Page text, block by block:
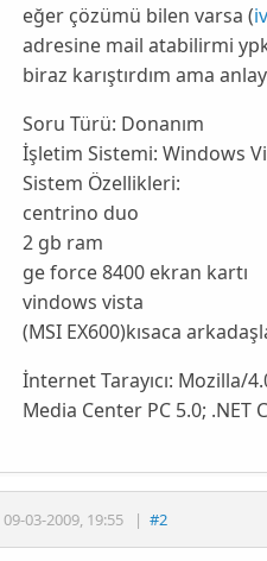
eğer çözümü bilen varsa (
adresine mail atabilirmi
biraz karıştırdım ama
Soru Türü: Donanım
İşletim Sistemi: Windows
Sistem Özellikleri:
centrino duo
2 gb ram
ge force 8400 ekran kartı
vindows vista
(MSI EX600)kısaca
İnternet Tarayıcı: Mozilla/
Media Center PC 5.0; .NET
09-03-2009, 19:55 | #2